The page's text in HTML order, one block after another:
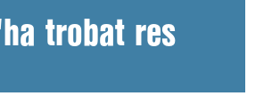
trobat res